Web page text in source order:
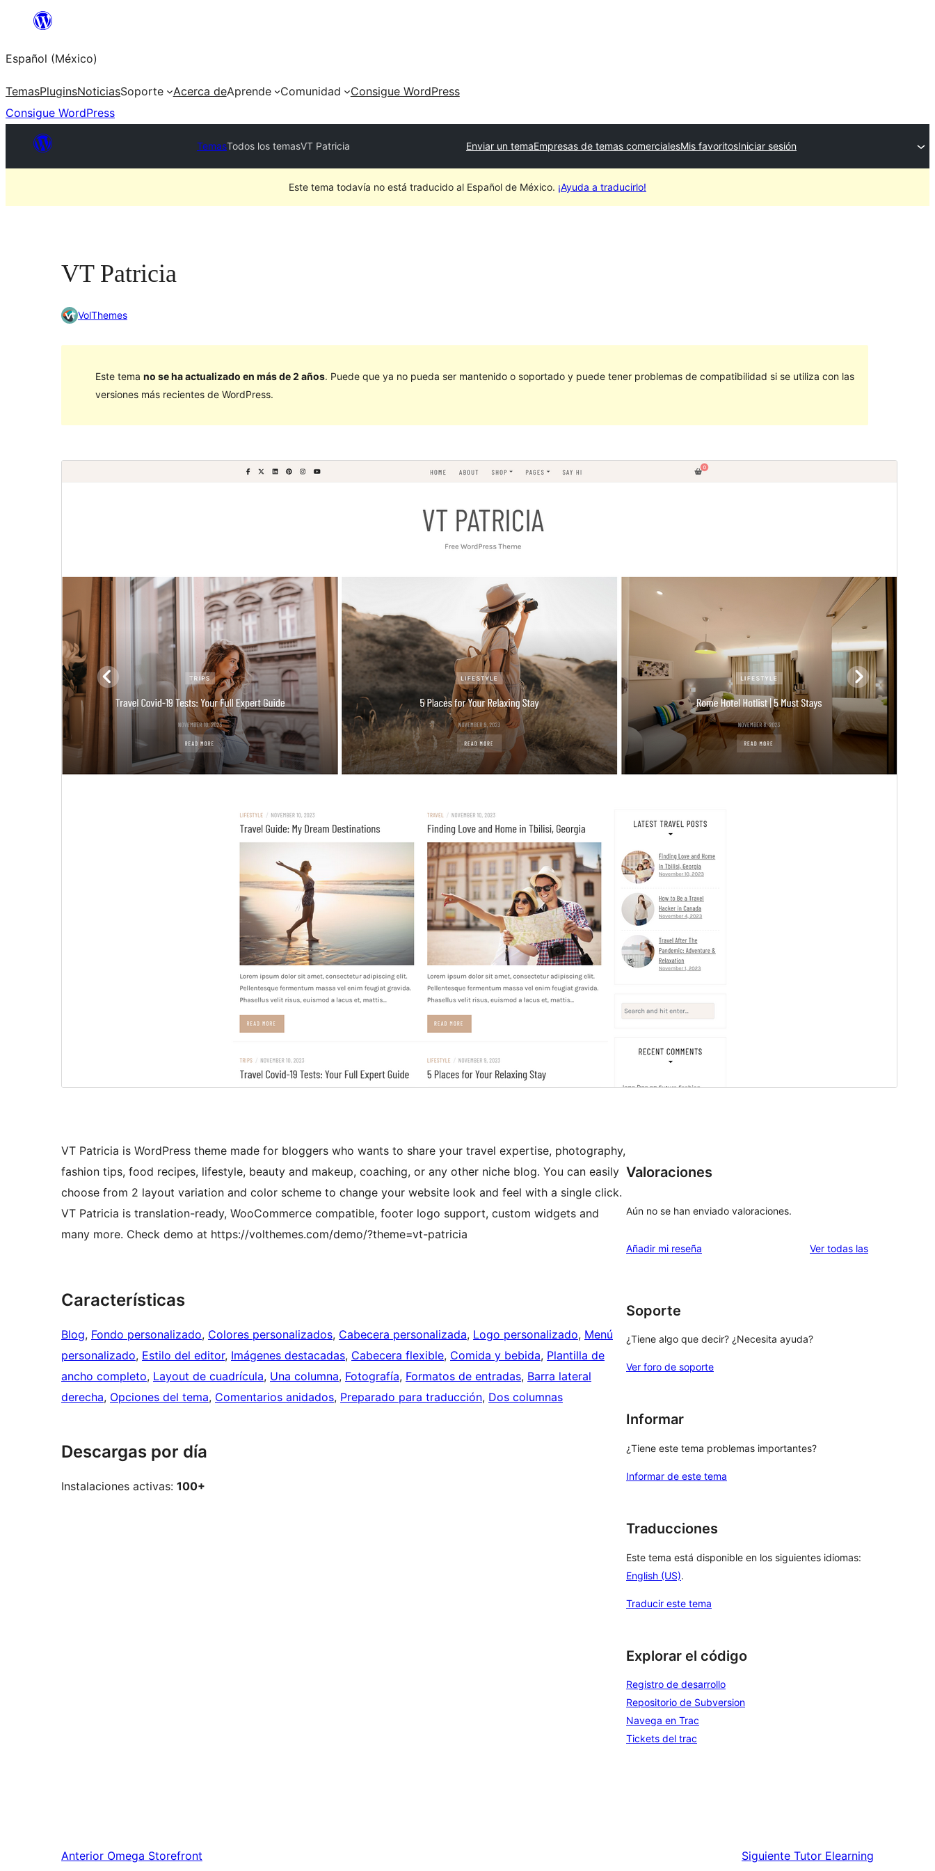
Saltar
contenido
Español (México)
TemasPluginsNoticiasSoporte Acerca deAprende Comunidad
Consigue WordPress
Consigue WordPress
TemasTodos los temasVT Patricia Enviar un temaEmpresas de temas comercialesMis favoritosIniciar sesión
Este tema todavía no está traducido al Español de México. ¡Ayuda a traducirlo!
VT Patricia
VolThemes
Este tema no se ha actualizado en más de 2 años. Puede que ya no pueda ser mantenido o soportado y puede tener problemas de compatibilidad si se utiliza con las
versiones más recientes de WordPress.
Descargar
VT Patricia is WordPress theme made for bloggers who wants to share your travel expertise, photography,
fashion tips, food recipes, lifestyle, beauty and makeup, coaching, or any other niche blog. You can easily
choose from 2 layout variation and color scheme to change your website look and feel with a single click.
VT Patricia is translation-ready, WooCommerce compatible, footer logo support, custom widgets and
many more. Check demo at https://volthemes.com/demo/?theme=vt-patricia
Características
Blog, Fondo personalizado, Colores personalizados, Cabecera personalizada, Logo personalizado, Menú
personalizado, Estilo del editor, Imágenes destacadas, Cabecera flexible, Comida y bebida, Plantilla de
ancho completo, Layout de cuadrícula, Una columna, Fotografía, Formatos de entradas, Barra lateral
derecha, Opciones del tema, Comentarios anidados, Preparado para traducción, Dos columnas
Descargas por día
Instalaciones activas: 100+
Valoraciones
Aún no se han enviado valoraciones.
Añadir mi reseña Ver todas lasvaloraciones
Soporte
¿Tiene algo que decir? ¿Necesita ayuda?
Ver foro de soporte
Informar
¿Tiene este tema problemas importantes?
Informar de este tema
Traducciones
Este tema está disponible en los siguientes idiomas:
English (US).
Traducir este tema
Explorar el código
Registro de desarrollo
Repositorio de Subversion
Navega en Trac
Tickets del trac
Anterior Omega Storefront Siguiente Tutor Elearning